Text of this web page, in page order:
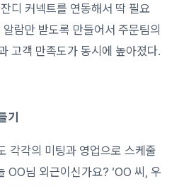
디 커넥트를 연동해서 딱 필요
알람만 받도록 만들어서 주문팀의
고객 만족도가 동시에 높아졌다.
기
각각의 미팅과 영업으로 스케줄
OO님 외근이신가요? ‘OO 씨 ,우